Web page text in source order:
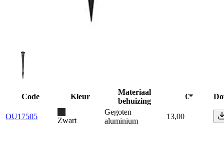
Code Kleur
Materiaal
behuizing
€*
OU17505 Zwart
Gegoten
aluminium
13,00